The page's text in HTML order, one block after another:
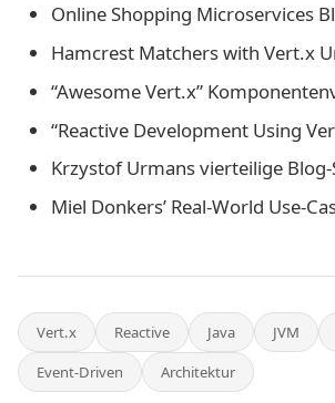
Online Shopping Microservices
Hamcrest Matchers with Vert.x
“Awesome Vert.x”
“Reactive Development Using
Krzystof Urmans vierteilige Blog-
Miel Donkers’ Real-World Use-
Vert.x Reactive Java JVM
Event-Driven
Architektur